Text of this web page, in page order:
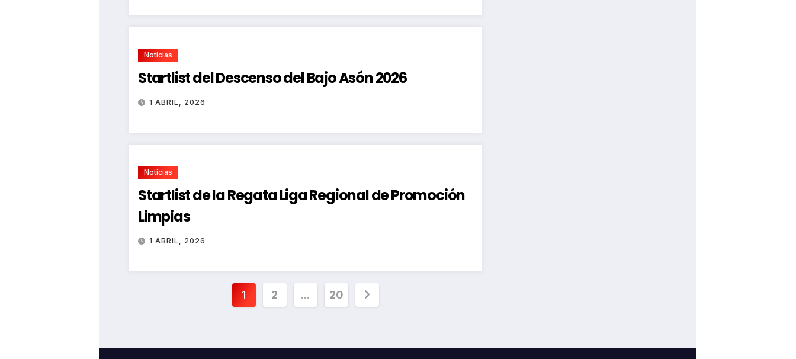
Noticias
Startlist del Descenso del Bajo Asón 2026
1 ABRIL, 2026
Noticias
Startlist de la Regata Liga Regional de Promoción
Limpias
1 ABRIL, 2026
Paginación
entradas
1 2 … 20